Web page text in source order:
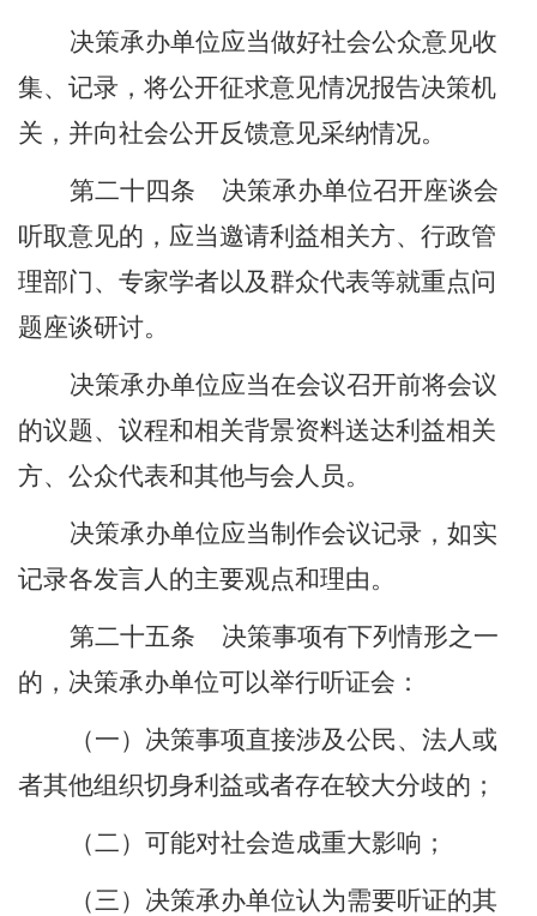
决策承办单位应当做好社会公众意见收
集、记录，将公开征求意见情况报告决策机
关，并向社会公开反馈意见采纳情况。
第二十四条
决策承办单位召开座谈会
听取意见的，应当邀请利益相关方、行政管
理部门、专家学者以及群众代表等就重点问
题座谈研讨。
决策承办单位应当在会议召开前将会议
的议题、议程和相关背景资料送达利益相关
方、公众代表和其他与会人员。
决策承办单位应当制作会议记录，如实
记录各发言人的主要观点和理由。
第二十五条
决策事项有下列情形之一
的，决策承办单位可以举行听证会：
（一）决策事项直接涉及公民、法人或
者其他组织切身利益或者存在较大分歧的；
（二）可能对社会造成重大影响；
（三）决策承办单位认为需要听证的其